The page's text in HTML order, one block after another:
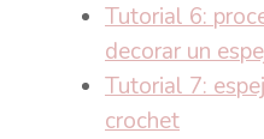
Tutorial 6:
decorar un
Tutorial 7:
crochet